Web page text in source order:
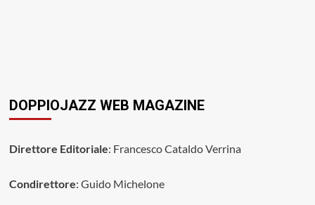
DOPPIOJAZZ WEB MAGAZINE
Direttore Editoriale: Francesco Cataldo Verrina
Condirettore: Guido Michelone